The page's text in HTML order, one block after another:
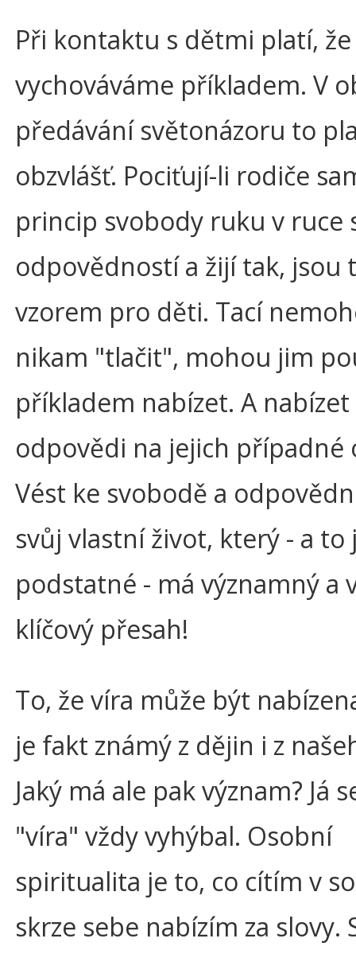
Při kontaktu s dětmi platí, že
vychováváme příkladem. V
předávání světonázoru to
obzvlášť. Pociťují-li rodiče
princip svobody ruku v ruce
odpovědností a žijí tak, jsou
vzorem pro děti. Tací
nikam "tlačit", mohou jim
příkladem nabízet. A nabízet
odpovědi na jejich případné
Vést ke svobodě a
svůj vlastní život, který - a to
podstatné - má významný a
klíčový přesah!
To, že víra může být
je fakt známý z dějin i z
Jaký má ale pak význam? Já
"víra" vždy vyhýbal. Osobní
spiritualita je to, co cítím v
skrze sebe nabízím za slovy.